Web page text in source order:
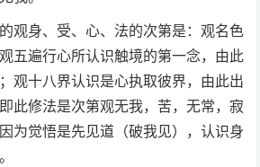
观身、受、心、法的次第是：观名色
五遍行心所认识触境的第一念，由此
观十八界认识是心执取彼界，由此出
此修法是次第观无我，苦，无常，寂
为觉悟是先见道（破我见），认识身